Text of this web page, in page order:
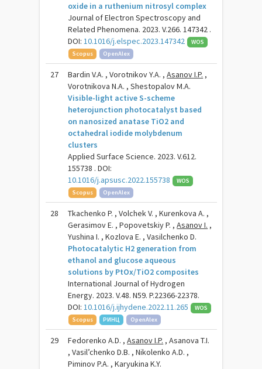
oxide in a ruthenium nitrosyl complex
Journal of Electron Spectroscopy and
Related Phenomena. 2023. V.266. 147342 .
DOI:10.1016/j.elspec.2023.147342
WOS
Scopus
OpenAlex
27 Bardin V.A. , Vorotnikov Y.A. ,Asanov I.P. ,
Vorotnikova N.A. , Shestopalov M.A.
Visible-light active S-scheme
heterojunction photocatalyst based
on nanosized anatase TiO2 and
octahedral iodide molybdenum
clusters
Applied Surface Science. 2023. V.612.
155738 . DOI:
10.1016/j.apsusc.2022.155738
WOS
Scopus
OpenAlex
28
Tkachenko P. , Volchek V. , Kurenkova A. ,
Gerasimov E. , Popovetskiy P. ,Asanov I. ,
Yushina I. , Kozlova E. , Vasilchenko D.
Photocatalytic H2 generation from
ethanol and glucose aqueous
solutions by PtOx/TiO2 composites
International Journal of Hydrogen
Energy. 2023. V.48. N59. P.22366-22378.
DOI:10.1016/j.ijhydene.2022.11.265
WOS
Scopus
РИНЦ OpenAlex
29 Fedorenko A.D. ,Asanov I.P. , Asanova T.I.
, Vasil’chenko D.B. , Nikolenko A.D. ,
Piminov P.A. , Karyukina K.Y.